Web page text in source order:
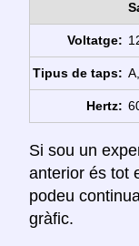
Voltatge:
Tipus de taps:
Hertz:
Si sou un
anterior és tot
podeu
gràfic.